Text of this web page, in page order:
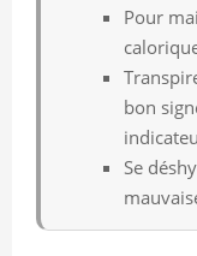
Pour
bon
Se